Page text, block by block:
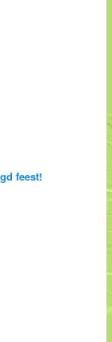
feest!